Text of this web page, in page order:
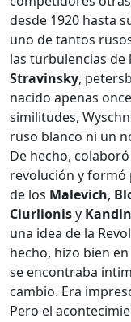
desde 1920 hasta
uno de tantos
las turbulencias de
Stravinsky,
nacido apenas
similitudes,
ruso blanco ni un
De hecho,
revolución y formó
de los Malevich,
Ciurlionisy
una idea de la
hecho, hizo bien
se encontraba
cambio. Era
Pero el